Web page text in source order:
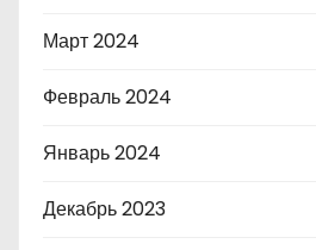
Март 2024
Февраль 2024
Январь 2024
Декабрь 2023